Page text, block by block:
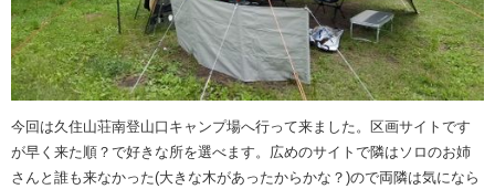
今回は久住山荘南登山口キャンプ場へ行って来ました。区画サイトです
が早く来た順？で好きな所を選べます。広めのサイトで隣はソロのお姉
さんと誰も来なかった(大きな木があったからかな？)ので両隣は気になら